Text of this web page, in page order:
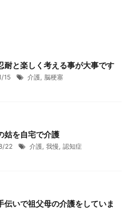
耐と楽しく考える事が大事です
15 介護, 脳梗塞
姑を自宅で介護
22 介護, 我慢, 認知症
伝いで祖父母の介護をしていま